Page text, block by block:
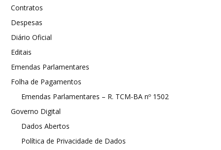
Contratos
Despesas
Diário Oficial
Editais
Emendas Parlamentares
Folha de Pagamentos
Emendas Parlamentares – R. TCM-BA nº 1502
Governo Digital
Dados Abertos
Política de Privacidade de Dados